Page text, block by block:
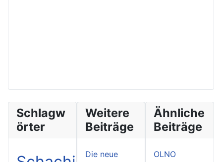
Schlagw
örter
Weitere
Beiträge
Die neue
Ähnliche
Beiträge
OLNO